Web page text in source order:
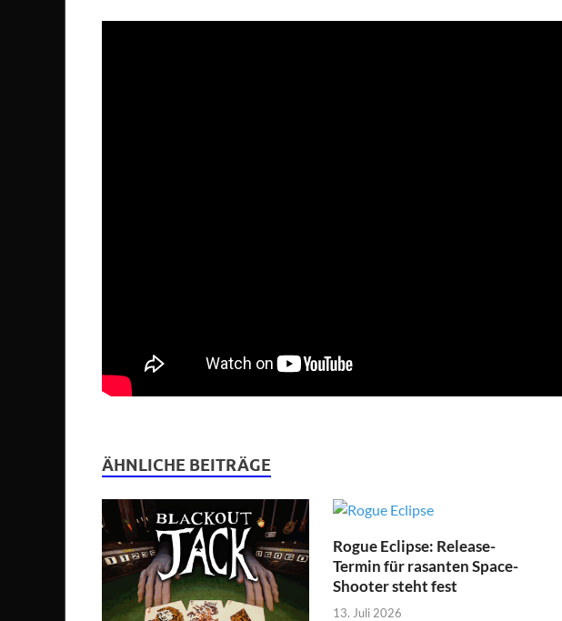
ÄHNLICHE BEITRÄGE
Rogue Eclipse: Release-
Termin für rasanten Space-
Shooter steht fest
13. Juli 2026